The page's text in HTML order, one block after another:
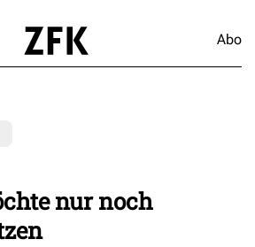
Abo
nur noch